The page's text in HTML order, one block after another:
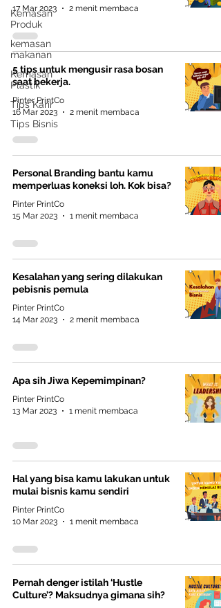
Anda Sebelu
Kemasan
Produk
kemasan
makanan
Kemasan
Plastik
Tips Karir
Tips Bisnis
17 Mar 2023
2 menit membaca
5 tips untuk mengusir rasa bosan
saat bekerja.
Pinter PrintCo
16 Mar 2023
2 menit membaca
Personal Branding bantu kamu
memperluas koneksi loh. Kok bisa?
Pinter PrintCo
15 Mar 2023
1 menit membaca
Kesalahan yang sering dilakukan
pebisnis pemula
Pinter PrintCo
14 Mar 2023
2 menit membaca
Apa sih Jiwa Kepemimpinan?
Pinter PrintCo
13 Mar 2023
1 menit membaca
Hal yang bisa kamu lakukan untuk
mulai bisnis kamu sendiri
Pinter PrintCo
10 Mar 2023
1 menit membaca
Pernah denger istilah ‘Hustle
Culture’? Maksudnya gimana sih?